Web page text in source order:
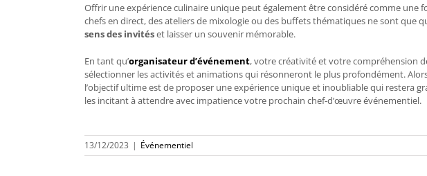
Offrir une expérience culinaire unique peut également être considéré comme une
chefs en direct, des ateliers de mixologie ou des buffets thématiques ne sont que
sens des invitéset laisser un souvenir mémorable.
En tant qu’organisateur d’événement, votre créativité et votre compréhension
sélectionner les activités et animations qui résonneront le plus profondément.
l’objectif ultime est de proposer une expérience unique et inoubliable qui restera
les incitant à attendre avec impatience votre prochain chef-d’œuvre événementiel.
13/12/2023 | Événementiel